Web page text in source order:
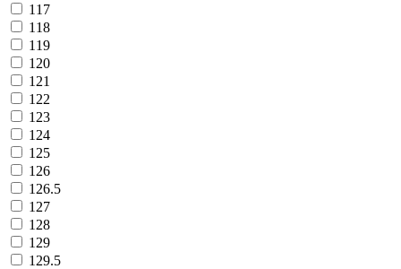
117
118
119
120
121
122
123
124
125
126
126.5
127
128
129
129.5